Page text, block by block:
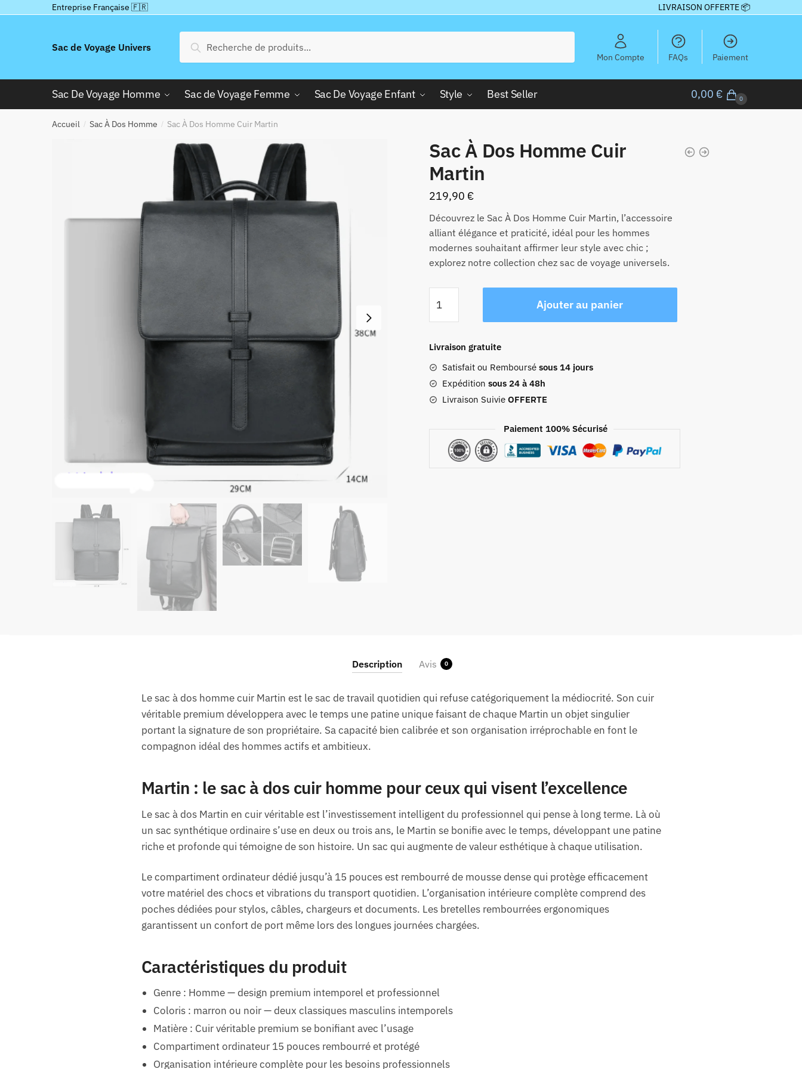
Entreprise Française 🇫🇷 LIVRAISON OFFERTE 📦
Sac de Voyage Univers
pour :
Recherche
Mon Compte FAQs Paiement
Sac De Voyage Homme Sac de Voyage Femme Sac De Voyage Enfant Style Best Seller 0,00 € 0
Accueil / Sac À Dos Homme / Sac À Dos Homme Cuir Martin
Sac À Dos Homme Cuir
Martin
219,90 €
Découvrez le Sac À Dos Homme Cuir Martin, l’accessoire
alliant élégance et praticité, idéal pour les hommes
modernes souhaitant affirmer leur style avec chic ;
explorez notre collection chez sac de voyage universels.
de
Sac
Dos
Homme
Cuir
Martin
Ajouter au panier
Livraison gratuite
Satisfait ou Remboursé sous 14 jours
Expédition sous 24 à 48h
Livraison Suivie OFFERTE
Paiement 100% Sécurisé
Description Avis 0
Le sac à dos homme cuir Martin est le sac de travail quotidien qui refuse catégoriquement la médiocrité. Son cuir
véritable premium développera avec le temps une patine unique faisant de chaque Martin un objet singulier
portant la signature de son propriétaire. Sa capacité bien calibrée et son organisation irréprochable en font le
compagnon idéal des hommes actifs et ambitieux.
Martin : le sac à dos cuir homme pour ceux qui visent l’excellence
Le sac à dos Martin en cuir véritable est l’investissement intelligent du professionnel qui pense à long terme. Là où
un sac synthétique ordinaire s’use en deux ou trois ans, le Martin se bonifie avec le temps, développant une patine
riche et profonde qui témoigne de son histoire. Un sac qui augmente de valeur esthétique à chaque utilisation.
Le compartiment ordinateur dédié jusqu’à 15 pouces est rembourré de mousse dense qui protège efficacement
votre matériel des chocs et vibrations du transport quotidien. L’organisation intérieure complète comprend des
poches dédiées pour stylos, câbles, chargeurs et documents. Les bretelles rembourrées ergonomiques
garantissent un confort de port même lors des longues journées chargées.
Caractéristiques du produit
Genre : Homme — design premium intemporel et professionnel
Coloris : marron ou noir — deux classiques masculins intemporels
Matière : Cuir véritable premium se bonifiant avec l’usage
Compartiment ordinateur 15 pouces rembourré et protégé
Organisation intérieure complète pour les besoins professionnels